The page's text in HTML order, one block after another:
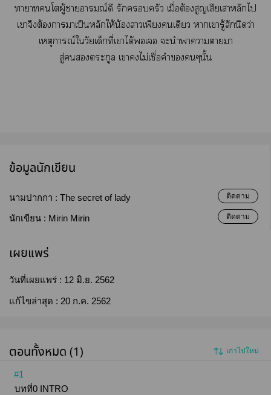
าาโผู้าอารมณ์ดี รักครัว เมื่อต้องสูญเสียเาหลักไ
เาจึงต้องาาเป็นหลักให้น้องาเพียงเดียว าเารู้สักนิดว่า
เหตุการณ์ใวัยเด็กที่เาได้เ ะนำาาามา
สู่ตระกูล เาไม่เชื่อคำๆนั้น
ข้อมูลนักเขียน
นามปากกา : The secret of lady ติดตาม
นักเขียน : Mirin Mirin ติดตาม
เผยแพร่
วันที่เผยแพร่ : 12 มิ.ย. 2562
แก้ไขล่าสุด : 20 ก.ค. 2562
ตอนทั้งหมด (1) เก่าไปใหม่
#1
บทที่0 INTRO